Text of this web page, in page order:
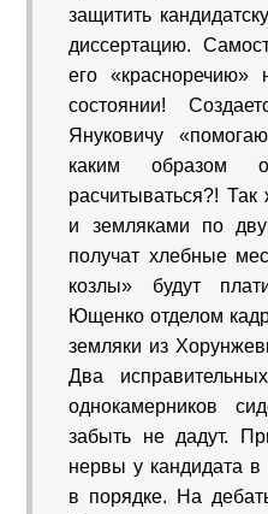
защитить
диссертацию.
его «красноречию»
состоянии!
Януковичу
каким
расчитываться?!
и земляками по
получат хлебные
козлы» будут
Ющенко отделом
земляки из
Два
однокамерников
забыть не дадут.
нервы у кандидата
в порядке. На